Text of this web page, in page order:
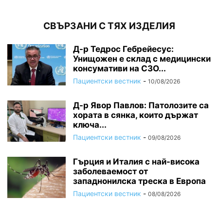
СВЪРЗАНИ С ТЯХ ИЗДЕЛИЯ
Д-р Тедрос Гебрейесус:
Унищожен е склад с медицински
консумативи на СЗО...
Пациентски вестник - 10/08/2026
Д-р Явор Павлов: Патолозите са
хората в сянка, които държат
ключа...
Пациентски вестник - 09/08/2026
Гърция и Италия с най-висока
заболеваемост от
западнонилска треска в Европа
Пациентски вестник - 08/08/2026